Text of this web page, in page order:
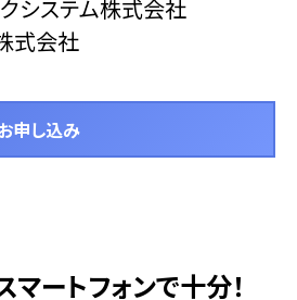
システム株式会社
式会社
申し込み
ートフォンで十分！